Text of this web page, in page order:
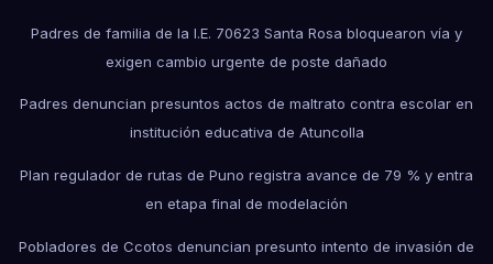
Padres de familia de la I.E. 70623 Santa Rosa bloquearon vía y
exigen cambio urgente de poste dañado
Padres denuncian presuntos actos de maltrato contra escolar en
institución educativa de Atuncolla
Plan regulador de rutas de Puno registra avance de 79 % y entra
en etapa final de modelación
Pobladores de Ccotos denuncian presunto intento de invasión de